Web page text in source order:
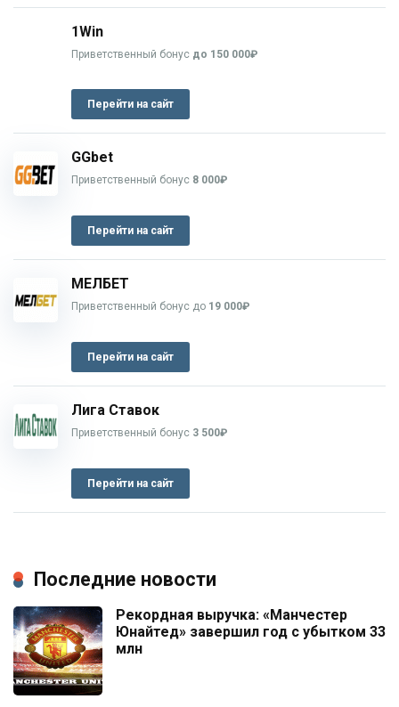
1Win
Приветственный бонус до 150 000₽
Перейти на сайт
GGbet
Приветственный бонус 8 000₽
Перейти на сайт
МЕЛБЕТ
Приветственный бонус до 19 000₽
Перейти на сайт
Лига Ставок
Приветственный бонус 3 500₽
Перейти на сайт
Последние новости
Рекордная выручка: «Манчестер
Юнайтед» завершил год с убытком 33
млн